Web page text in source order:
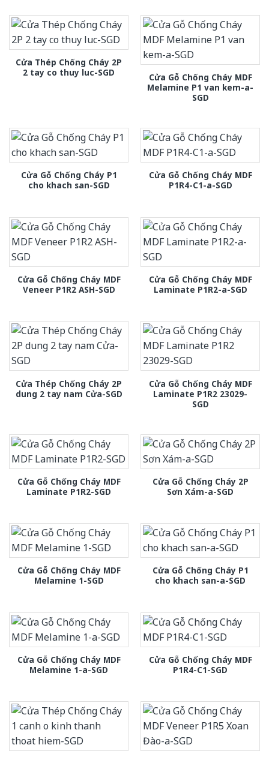
Cửa Thép Chống Cháy 2P
2 tay co thuy luc-SGD
Cửa Gỗ Chống Cháy MDF
Melamine P1 van kem-a-
SGD
Cửa Gỗ Chống Cháy P1
cho khach san-SGD
Cửa Gỗ Chống Cháy MDF
P1R4-C1-a-SGD
Cửa Gỗ Chống Cháy MDF
Veneer P1R2 ASH-SGD
Cửa Gỗ Chống Cháy MDF
Laminate P1R2-a-SGD
Cửa Thép Chống Cháy 2P
dung 2 tay nam Cửa-SGD
Cửa Gỗ Chống Cháy MDF
Laminate P1R2 23029-
SGD
Cửa Gỗ Chống Cháy MDF
Laminate P1R2-SGD
Cửa Gỗ Chống Cháy 2P
Sơn Xám-a-SGD
Cửa Gỗ Chống Cháy MDF
Melamine 1-SGD
Cửa Gỗ Chống Cháy P1
cho khach san-a-SGD
Cửa Gỗ Chống Cháy MDF
Melamine 1-a-SGD
Cửa Gỗ Chống Cháy MDF
P1R4-C1-SGD